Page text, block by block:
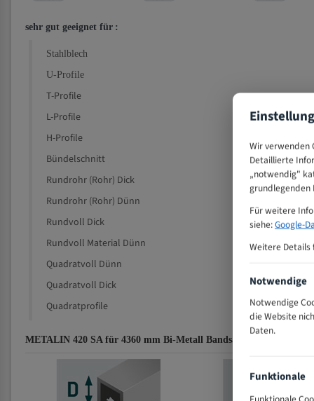
sehr gut geeignet für :
Stahlblech
U-Profile
T-Profile
L-Profile
H-Profile
Bündelschnitt
Rundrohr (Rohr) Dick
Rundrohr (Rohr) Dünn
Rundvoll Dick
Rundvoll Material Dünn
Quadratvoll Dünn
Quadratvoll Dick
Quadratprofile
METALIN 420 SA für 4360 mm Bi-Metall Bandsägeblätter
Wir verwenden
Detaillierte
„notwendig"
grundlegenden
Für weitere
siehe:Google-
Weitere Details
Notwendige
Notwendige
die Website
Daten.
Funktionale